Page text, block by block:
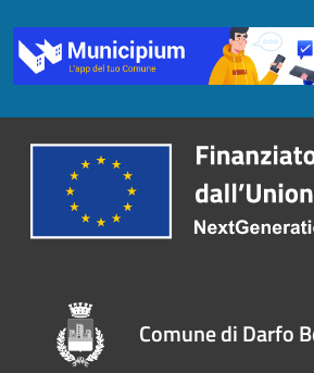
Comune di Darfo